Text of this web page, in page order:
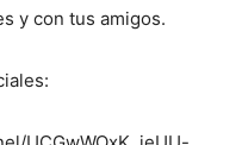
y con tus amigos.